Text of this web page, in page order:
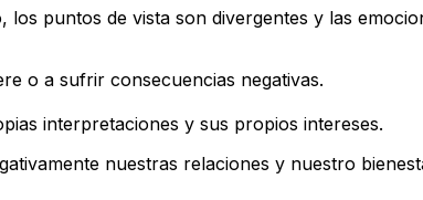
puntos de vista son divergentes y las
o a sufrir consecuencias negativas.
interpretaciones y sus propios intereses.
nuestras relaciones y nuestro